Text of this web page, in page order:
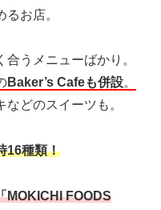
お店。
うメニューばかり。
Baker’s Cafeも併設。
どのスイーツも。
16種類！
MOKICHI FOODS